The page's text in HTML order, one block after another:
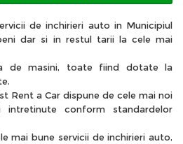
de inchirieri auto in Municipiul
dar si in restul tarii la cele mai
de masini, toate fiind dotate la
Rent a Car dispune de cele mai noi
intretinute conform standardelor
mai bune servicii de inchirieri auto,